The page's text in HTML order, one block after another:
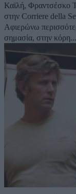
Καϊλή, Φραντσέσκο
στην Corriere della
Αφιερώνω
σημασία, στην κόρη...